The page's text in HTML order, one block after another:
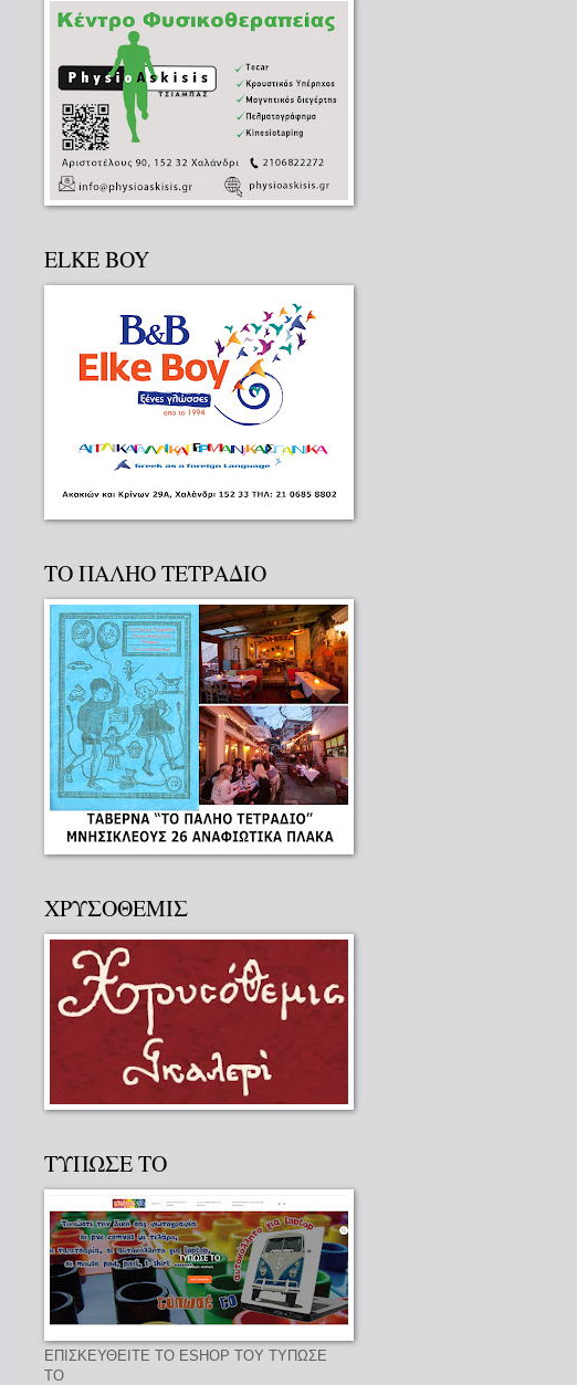
ELKE BOY
ΤΟ ΠΑΛΗΟ ΤΕΤΡΑΔΙΟ
ΧΡΥΣΟΘΕΜΙΣ
ΤΥΠΩΣΕ ΤΟ
ΕΠΙΣΚΕΥΘΕΙΤΕ ΤΟ ESHOP ΤΟΥ ΤΥΠΩΣΕ
ΤΟ